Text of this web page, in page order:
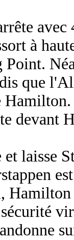
avec
à
Point.
que
devant
laisse